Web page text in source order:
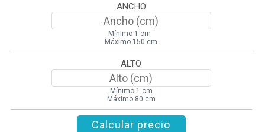
ANCHO
Mínimo 1 cm
Máximo 150 cm
ALTO
Mínimo 1 cm
Máximo 80 cm
Calcular precio